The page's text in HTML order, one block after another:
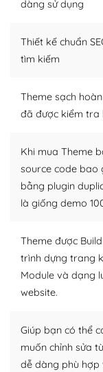
– Sở hữu một
người cuồng tín
kiếm những
lời, giải đáp vấn
Cộng đồng sử
Plugin mở rộng
WordPress để
nhiều plugin trả
plugin của
thích chọn lựa
lập website của
dàng sử dụng
Thiết kế chuẩn
tìm kiếm
Theme sạch
đã được kiểm tra
Khi mua Theme
source code bao
bằng plugin
là giống demo
Theme được
trình dựng trang
Module và dạng
website.
Giúp bạn có thể
muốn chỉnh sửa
dễ dàng phù hợp